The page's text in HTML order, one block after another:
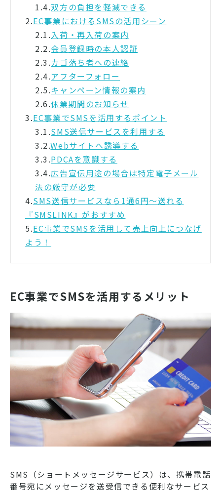
1.4.双方の負担を軽減できる
2.EC事業におけるSMSの活用シーン
2.1.入荷・再入荷の案内
2.2.会員登録時の本人認証
2.3.カゴ落ち者への連絡
2.4.アフターフォロー
2.5.キャンペーン情報の案内
2.6.休業期間のお知らせ
3.EC事業でSMSを活用するポイント
3.1.SMS送信サービスを利用する
3.2.Webサイトへ誘導する
3.3.PDCAを意識する
3.4.広告宣伝用途の場合は特定電子メール
法の厳守が必要
4.SMS送信サービスなら1通6円～送れる
『SMSLINK』がおすすめ
5.EC事業でSMSを活用して売上向上につなげ
よう！
EC事業でSMSを活用するメリット
SMS（ショートメッセージサービス）は、携帯電話
番号宛にメッセージを送受信できる便利なサービス